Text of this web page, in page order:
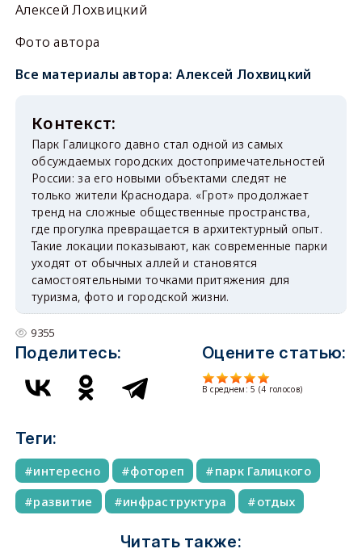
Алексей Лохвицкий
Фото автора
Все материалы автора: Алексей Лохвицкий
Парк Галицкого давно стал одной из самых
обсуждаемых городских достопримечательностей
России: за его новыми объектами следят не
только жители Краснодара. «Грот» продолжает
тренд на сложные общественные пространства,
где прогулка превращается в архитектурный опыт.
Такие локации показывают, как современные парки
уходят от обычных аллей и становятся
самостоятельными точками притяжения для
туризма, фото и городской жизни.
9355
Поделитесь: Оцените статью:
В среднем:5 (4 голосов)
Теги:
интересно фотореп
парк Галицкого
развитие
инфраструктура отдых
Читать также: